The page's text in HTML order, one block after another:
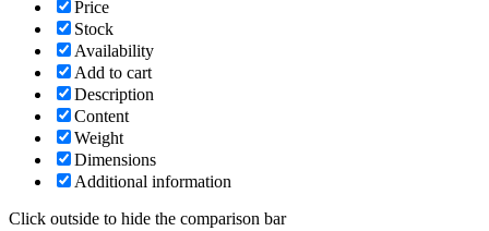
Price
Stock
Availability
Add to cart
Description
Content
Weight
Dimensions
Additional information
Click outside to hide the comparison bar